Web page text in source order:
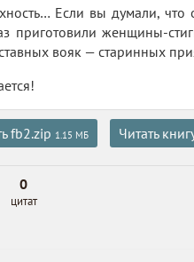
Если вы думали,
приготовили женщины-
вояк — старинных
fb2.zip 1.15 МБ Читать
0
цитат